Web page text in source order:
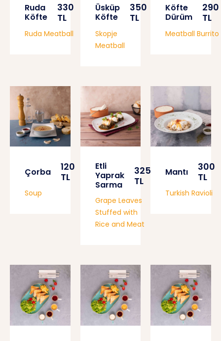
Ruda
Köfte
330
TL
Ruda Meatball
Üsküp
Köfte
350
TL
Skopje
Meatball
Köfte
Dürüm
290
TL
Meatball Burrito
Çorba
120
TL
Soup
Etli
Yaprak
Sarma
325
TL
Grape Leaves
Stuffed with
Rice and Meat
Mantı
300
TL
Turkish Ravioli